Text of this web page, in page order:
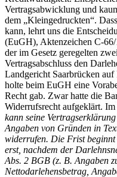
Vertragsabwicklung und
dem „Kleingedruckten“.
kann, lehrt uns die
(EuGH), Aktenzeichen C-
der im Gesetz geregelten
Vertragsabschluss den
Landgericht Saarbrücken
holte beim EuGH eine
Recht gab. Zwar hatte die
Widerrufsrecht aufgeklärt. Im
kann seine
Angaben von Gründen in
widerrufen. Die Frist beginnt
erst, nachdem der
Abs. 2 BGB (z. B. Angaben
Nettodarlehensbetrag,